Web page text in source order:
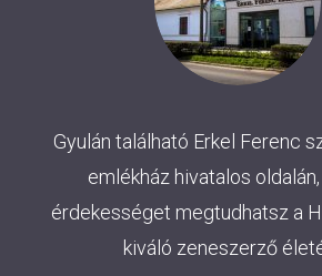
Gyulán található Erkel Ferenc
emlékház hivatalos
érdekességet megtudhatsz a
kiváló zeneszerző